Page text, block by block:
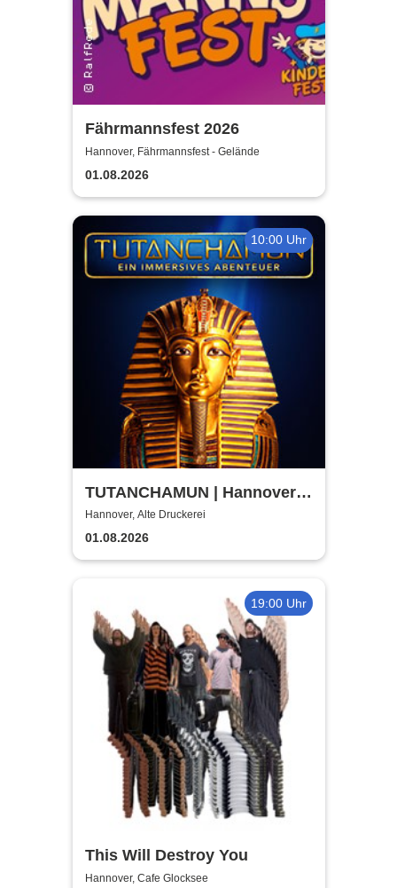
Fährmannsfest 2026
Hannover, Fährmannsfest - Gelände
01.08.2026
10:00 Uhr
TUTANCHAMUN | Hannover |
Flex-/Geschenktickets
Hannover, Alte Druckerei
01.08.2026
19:00 Uhr
This Will Destroy You
Hannover, Cafe Glocksee